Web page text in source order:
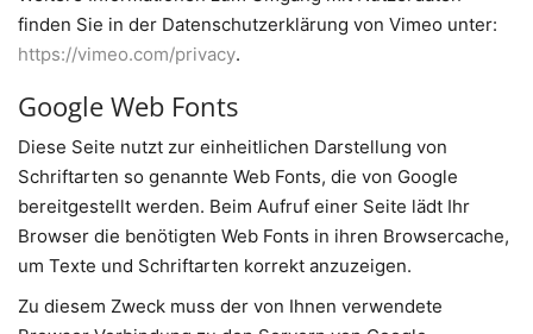
finden Sie in der Datenschutzerklärung von Vimeo unter:
https://vimeo.com/privacy.
Google Web Fonts
Diese Seite nutzt zur einheitlichen Darstellung von
Schriftarten so genannte Web Fonts, die von Google
bereitgestellt werden. Beim Aufruf einer Seite lädt Ihr
Browser die benötigten Web Fonts in ihren Browsercache,
um Texte und Schriftarten korrekt anzuzeigen.
Zu diesem Zweck muss der von Ihnen verwendete